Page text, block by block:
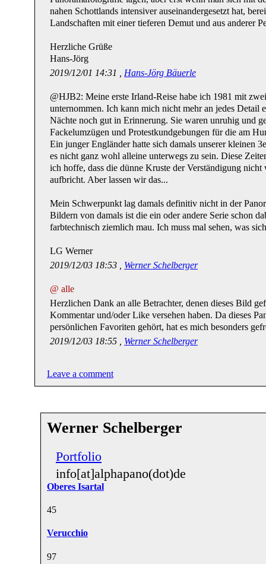
nahen Schottlands intensiver auseinandergesetzt hat,
Landschaften mit einer tieferen Demut und aus anderer
Herzliche Grüße
Hans-Jörg
2019/12/01 14:31 , Hans-Jörg Bäuerle
@HJB2: Meine erste Irland-Reise habe ich 1981 mit
unternommen. Ich kann mich nicht mehr an jedes Detail
Nächte noch gut in Erinnerung. Sie waren unruhig und
Fackelumzügen und Protestkundgebungen für die am
Ein junger Engländer hatte sich damals unserer kleinen
es nicht ganz wohl alleine unterwegs zu sein. Diese
ich hoffe, dass die dünne Kruste der Verständigung
aufbricht. Aber lassen wir das...
Mein Schwerpunkt lag damals definitiv nicht in der
Bildern von damals ist die ein oder andere Serie schon
farbtechnisch ziemlich mau. Ich muss mal sehen, was
LG Werner
2019/12/03 18:53 , Werner Schelberger
@ alle
Herzlichen Dank an alle Betrachter, denen dieses Bild
Kommentar und/oder Like versehen haben. Da dieses
persönlichen Favoriten gehört, hat es mich besonders
2019/12/03 18:55 , Werner Schelberger
Leave a comment
Werner Schelberger
Portfolio
info[at]alphapano(dot)de
Oberes Isartal
45
Verucchio
97